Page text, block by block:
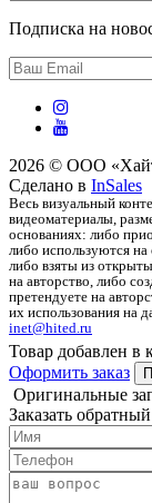
Подписка на
2026 © ООО
Сделано в InSales
Весь визуальный
видеоматериалы,
основаниях: либо
либо используются
либо взяты из
на авторство, либо
претендуете на
их использования на
inet@hited.ru
Товар добавлен в
Оформить заказ
Оригинальные
Заказать